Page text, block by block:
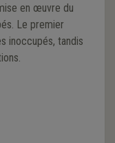
en œuvre du
Le premier
inoccupés, tandis